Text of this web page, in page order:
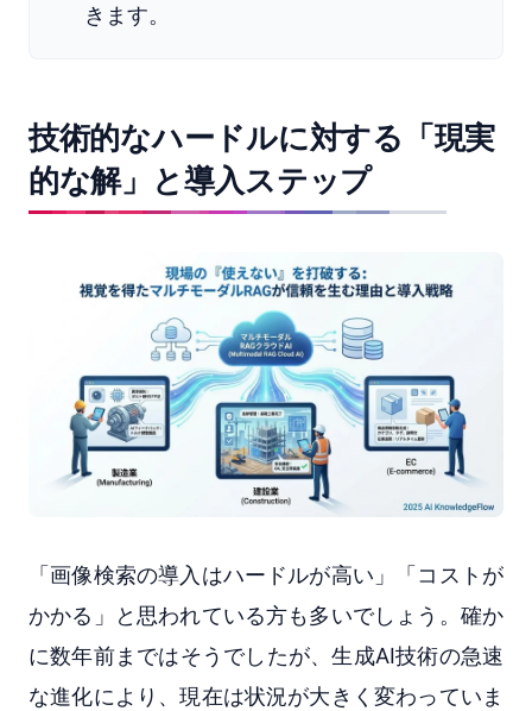
きます。
技術的なハードルに対する「現実
的な解」と導入ステップ
「画像検索の導入はハードルが高い」「コストが
かかる」と思われている方も多いでしょう。確か
に数年前まではそうでしたが、生成AI技術の急速
な進化により、現在は状況が大きく変わっていま